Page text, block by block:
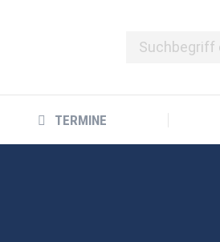
TERMINE